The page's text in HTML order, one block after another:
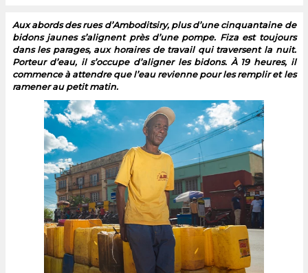
Aux abords des rues d’Amboditsiry, plus d’une cinquantaine de
bidons jaunes s’alignent près d’une pompe. Fiza est toujours
dans les parages, aux horaires de travail qui traversent la nuit.
Porteur d’eau, il s’occupe d’aligner les bidons. À 19 heures, il
commence à attendre que l’eau revienne pour les remplir et les
ramener au petit matin.